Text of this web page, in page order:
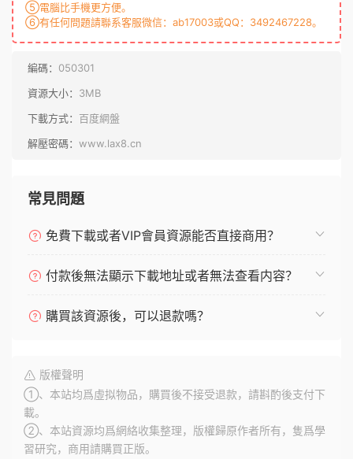
⑤電腦比手機更方便。
⑥有任何問題請聯系客服微信：ab17003或QQ：3492467228。
編碼： 050301
資源大小： 3MB
下載方式： 百度網盤
解壓密碼： www.lax8.cn
常見問題
免費下載或者VIP會員資源能否直接商用？
付款後無法顯示下載地址或者無法查看内容？
購買該資源後，可以退款嗎？
版權聲明
①、本站均爲虛拟物品，購買後不接受退款，請斟酌後支付下
載。
②、本站資源均爲網絡收集整理，版權歸原作者所有，隻爲學
習研究，商用請購買正版。